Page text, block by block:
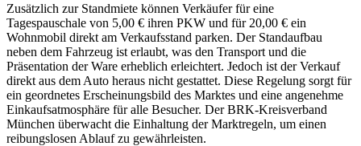
Zusätzlich zur Standmiete können Verkäufer für eine
Tagespauschale von 5,00 € ihren PKW und für 20,00 € ein
Wohnmobil direkt am Verkaufsstand parken. Der Standaufbau
neben dem Fahrzeug ist erlaubt, was den Transport und die
Präsentation der Ware erheblich erleichtert. Jedoch ist der Verkauf
direkt aus dem Auto heraus nicht gestattet. Diese Regelung sorgt für
ein geordnetes Erscheinungsbild des Marktes und eine angenehme
Einkaufsatmosphäre für alle Besucher. Der BRK-Kreisverband
München überwacht die Einhaltung der Marktregeln, um einen
reibungslosen Ablauf zu gewährleisten.